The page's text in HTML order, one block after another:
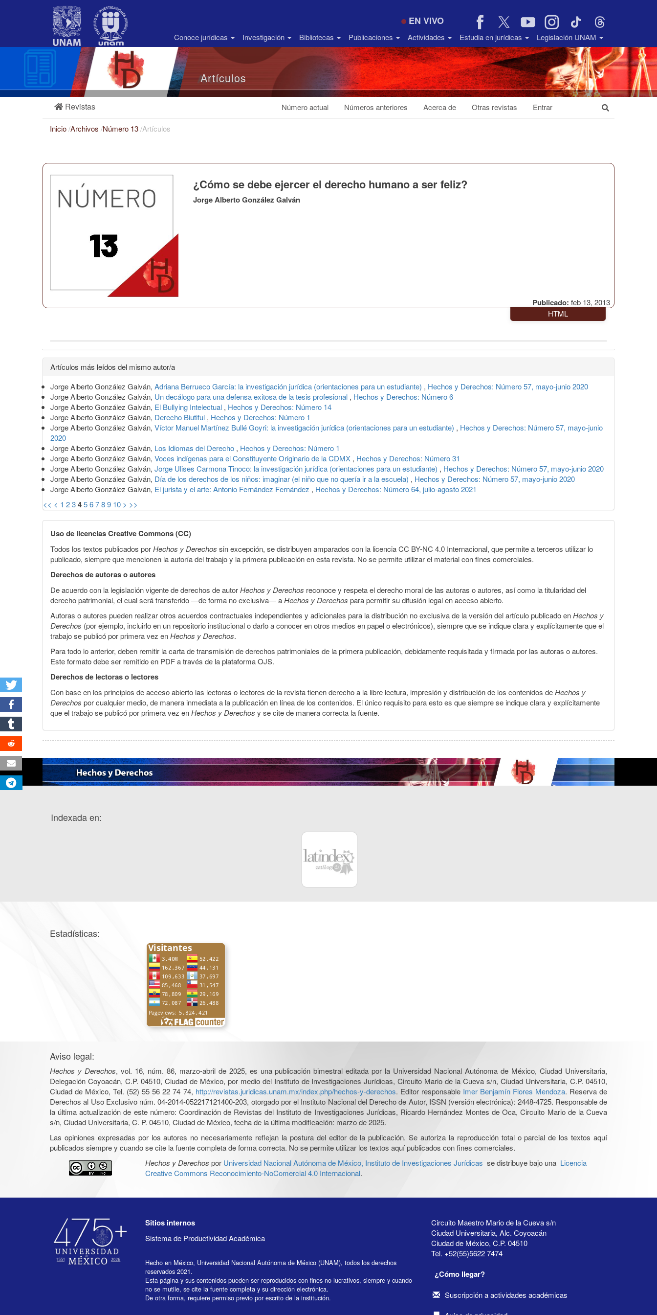
Barra
EN VIVO
Conoce jurídicas Investigación Bibliotecas Publicaciones Actividades Estudia en jurídicas Legislación UNAM
Artículos
Revistas Número actual Números anteriores Acerca de Otras revistas Entrar
Inicio/Archivos /Número 13/Artículos
Publicado: feb 13, 2013
¿Cómo se debe ejercer el derecho humano a ser feliz?
Jorge Alberto González Galván
HTML
Detalles
del
artículo
Artículos más leídos del mismo autor/a
Jorge Alberto González Galván, Adriana Berrueco García: la investigación jurídica (orientaciones para un estudiante) , Hechos y Derechos: Número 57, mayo-junio 2020
Jorge Alberto González Galván, Un decálogo para una defensa exitosa de la tesis profesional , Hechos y Derechos: Número 6
Jorge Alberto González Galván, El Bullying Intelectual , Hechos y Derechos: Número 14
Jorge Alberto González Galván, Derecho Biutiful , Hechos y Derechos: Número 1
Jorge Alberto González Galván, Víctor Manuel Martínez Bullé Goyri: la investigación jurídica (orientaciones para un estudiante) , Hechos y Derechos: Número 57, mayo-junio
2020
Jorge Alberto González Galván, Los Idiomas del Derecho , Hechos y Derechos: Número 1
Jorge Alberto González Galván, Voces indígenas para el Constituyente Originario de la CDMX , Hechos y Derechos: Número 31
Jorge Alberto González Galván, Jorge Ulises Carmona Tinoco: la investigación jurídica (orientaciones para un estudiante) , Hechos y Derechos: Número 57, mayo-junio 2020
Jorge Alberto González Galván, Día de los derechos de los niños: imaginar (el niño que no quería ir a la escuela) , Hechos y Derechos: Número 57, mayo-junio 2020
Jorge Alberto González Galván, El jurista y el arte: Antonio Fernández Fernández , Hechos y Derechos: Número 64, julio-agosto 2021
<< < 1 23456789 10 > >>
Uso de licencias Creative Commons (CC)
Todos los textos publicados porHechos y Derechos sin excepción, se distribuyen amparados con la licencia CC BY-NC 4.0 Internacional, que permite a terceros utilizar lo
publicado, siempre que mencionen la autoría del trabajo y la primera publicación en esta revista. No se permite utilizar el material con fines comerciales.
Derechos de autoras o autores
De acuerdo con la legislación vigente de derechos de autorHechos y Derechos reconoce y respeta el derecho moral de las autoras o autores, así como la titularidad del
derecho patrimonial, el cual será transferido —de forma no exclusiva— aHechos y Derechos para permitir su difusión legal en acceso abierto.
Autoras o autores pueden realizar otros acuerdos contractuales independientes y adicionales para la distribución no exclusiva de la versión del artículo publicado enHechos y
Derechos (por ejemplo, incluirlo en un repositorio institucional o darlo a conocer en otros medios en papel o electrónicos), siempre que se indique clara y explícitamente que el
trabajo se publicó por primera vez enHechos y Derechos.
Para todo lo anterior, deben remitir la carta de transmisión de derechos patrimoniales de la primera publicación, debidamente requisitada y firmada por las autoras o autores.
Este formato debe ser remitido en PDF a través de la plataforma OJS.
Derechos de lectoras o lectores
Con base en los principios de acceso abierto las lectoras o lectores de la revista tienen derecho a la libre lectura, impresión y distribución de los contenidos deHechos y
Derechos por cualquier medio, de manera inmediata a la publicación en línea de los contenidos. El único requisito para esto es que siempre se indique clara y explícitamente
que el trabajo se publicó por primera vez enHechos y Derechos y se cite de manera correcta la fuente.
Indexada en:
Estadísticas:
Aviso legal:
Hechos y Derechos, vol. 16, núm. 86, marzo-abril de 2025, es una publicación bimestral editada por la Universidad Nacional Autónoma de México, Ciudad Universitaria,
Delegación Coyoacán, C.P. 04510, Ciudad de México, por medio del Instituto de Investigaciones Jurídicas, Circuito Mario de la Cueva s/n, Ciudad Universitaria, C.P. 04510,
Ciudad de México, Tel. (52) 55 56 22 74 74, http://revistas.juridicas.unam.mx/index.php/hechos-y-derechos. Editor responsable Imer Benjamín Flores Mendoza. Reserva de
Derechos al Uso Exclusivo núm. 04-2014-052217121400-203, otorgado por el Instituto Nacional del Derecho de Autor, ISSN (versión electrónica): 2448-4725. Responsable de
la última actualización de este número: Coordinación de Revistas del Instituto de Investigaciones Jurídicas, Ricardo Hernández Montes de Oca, Circuito Mario de la Cueva
s/n, Ciudad Universitaria, C. P. 04510, Ciudad de México, fecha de la última modificación: marzo de 2025.
Las opiniones expresadas por los autores no necesariamente reflejan la postura del editor de la publicación. Se autoriza la reproducción total o parcial de los textos aquí
publicados siempre y cuando se cite la fuente completa de forma correcta. No se permite utilizar los textos aquí publicados con fines comerciales.
Hechos y Derechos por Universidad Nacional Autónoma de México, Instituto de Investigaciones Jurídicas se distribuye bajo una Licencia
Creative Commons Reconocimiento-NoComercial 4.0 Internacional.
Sitios internos
Sistema de Productividad Académica
Hecho en México, Universidad Nacional Autónoma de México (UNAM), todos los derechos
reservados 2021.
Esta página y sus contenidos pueden ser reproducidos con fines no lucrativos, siempre y cuando
no se mutile, se cite la fuente completa y su dirección electrónica.
De otra forma, requiere permiso previo por escrito de la institución.
Circuito Maestro Mario de la Cueva s/n
Ciudad Universitaria, Alc. Coyoacán
Ciudad de México, C.P. 04510
Tel. +52(55)5622 7474
¿Cómo llegar?
Suscripción a actividades académicas